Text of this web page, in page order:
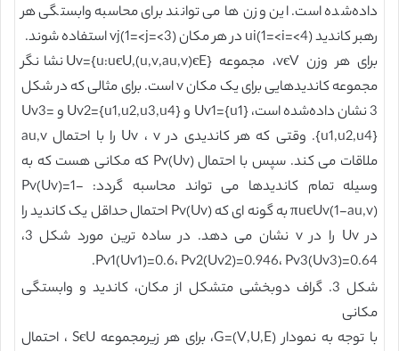
داده‌شده است. این وزن ها می توانند برای محاسبه وابستگی هر
رهبر کاندید ui(1=<i=<4) در هر مکان vj(1=<j=<3) استفاده شوند.
برای هر وزن vєV، مجموعه Uv={u:uєU,(u,v,au,v)єE} نشانگر
مجموعه کاندیدهایی برای یک مکان v است. برای مثالی که در شکل
3 نشان داده‌شده است، Uv1={u1} و Uv2={u1,u2,u3,u4} و Uv3=
{u1,u2,u4}. وقتی که هر کاندیدی در Uv ، v را با احتمال au,v
ملاقات می کند. سپس با احتمال Pv(Uv) که مکانی هست که به
وسیله تمام کاندیدها می تواند محاسبه گردد: Pv(Uv)=1-
πuєUv(1-au,v) به گونه ای که Pv(Uv) احتمال حداقل یک کاندید را
در Uv را در v نشان می دهد. در ساده ترین مورد شکل 3،
Pv1(Uv1)=0.6، Pv2(Uv2)=0.946، Pv3(Uv3)=0.64.
شکل 3. گراف دوبخشی متشکل از مکان، کاندید و وابستگی
مکانی
با توجه به نمودار G=(V,U,E)، برای هر زیرمجموعه SєU ، احتمال